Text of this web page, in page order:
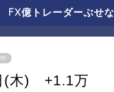
FX億トレーダーぶせ
(木) +1.1万